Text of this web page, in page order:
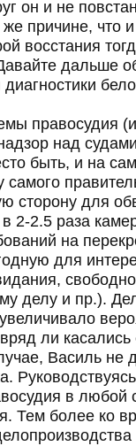
он и не
причине, что
восстания
дальше
правосудия
над
быть, и на
сторону для
2-2.5 раза
на
для
делу и пр.).
ли
Василь не
в любой
Тем более ко